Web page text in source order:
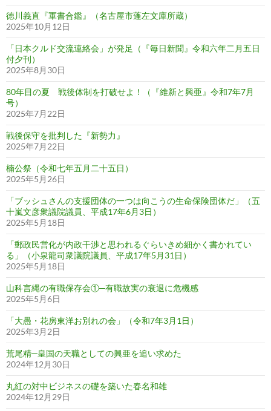
徳川義直『軍書合鑑』（名古屋市蓬左文庫所蔵）
2025年10月12日
「日本クルド交流連絡会」が発足（『毎日新聞』令和六年二月五日
付夕刊）
2025年8月30日
80年目の夏 戦後体制を打破せよ！（『維新と興亜』令和7年7月
号）
2025年7月22日
戦後保守を批判した『新勢力』
2025年7月22日
楠公祭（令和七年五月二十五日）
2025年5月26日
「ブッシュさんの支援団体の一つは向こうの生命保険団体だ」（五
十嵐文彦衆議院議員、平成17年6月3日）
2025年5月18日
「郵政民営化が内政干渉と思われるぐらいきめ細かく書かれてい
る」（小泉龍司衆議院議員、平成17年5月31日）
2025年5月18日
山科言縄の有職保存会①─有職故実の衰退に危機感
2025年5月6日
「大愚・花房東洋お別れの会」（令和7年3月1日）
2025年3月2日
荒尾精─皇国の天職としての興亜を追い求めた
2024年12月30日
丸紅の対中ビジネスの礎を築いた春名和雄
2024年12月29日